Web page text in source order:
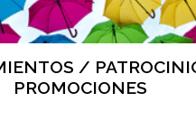
/
PROMOCIONES